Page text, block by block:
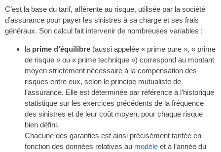
C’est la base du tarif, afférente au risque, utilisée par la société
d’assurance pour payer les sinistres à sa charge et ses frais
généraux. Son calcul fait intervenir de nombreuses variables :
la prime d’équilibre (aussi appelée « prime pure », « prime
de risque » ou « prime technique ») correspond au montant
moyen strictement nécessaire à la compensation des
risques entre eux, selon le principe mutualiste de
l’assurance. Elle est déterminée par référence à l’historique
statistique sur les exercices précédents de la fréquence
des sinistres et de leur coût moyen, pour chaque risque
bien défini.
Chacune des garanties est ainsi précisément tarifée en
fonction des données relatives au modèle et à l’année du